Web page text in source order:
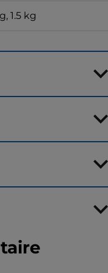
1.5 kg